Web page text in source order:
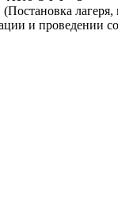
лагеря,
и проведении